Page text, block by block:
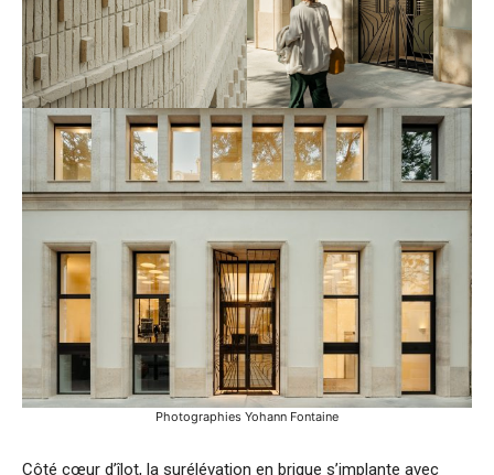
Photographies Yohann Fontaine
Côté cœur d’îlot, la surélévation en brique s’implante avec